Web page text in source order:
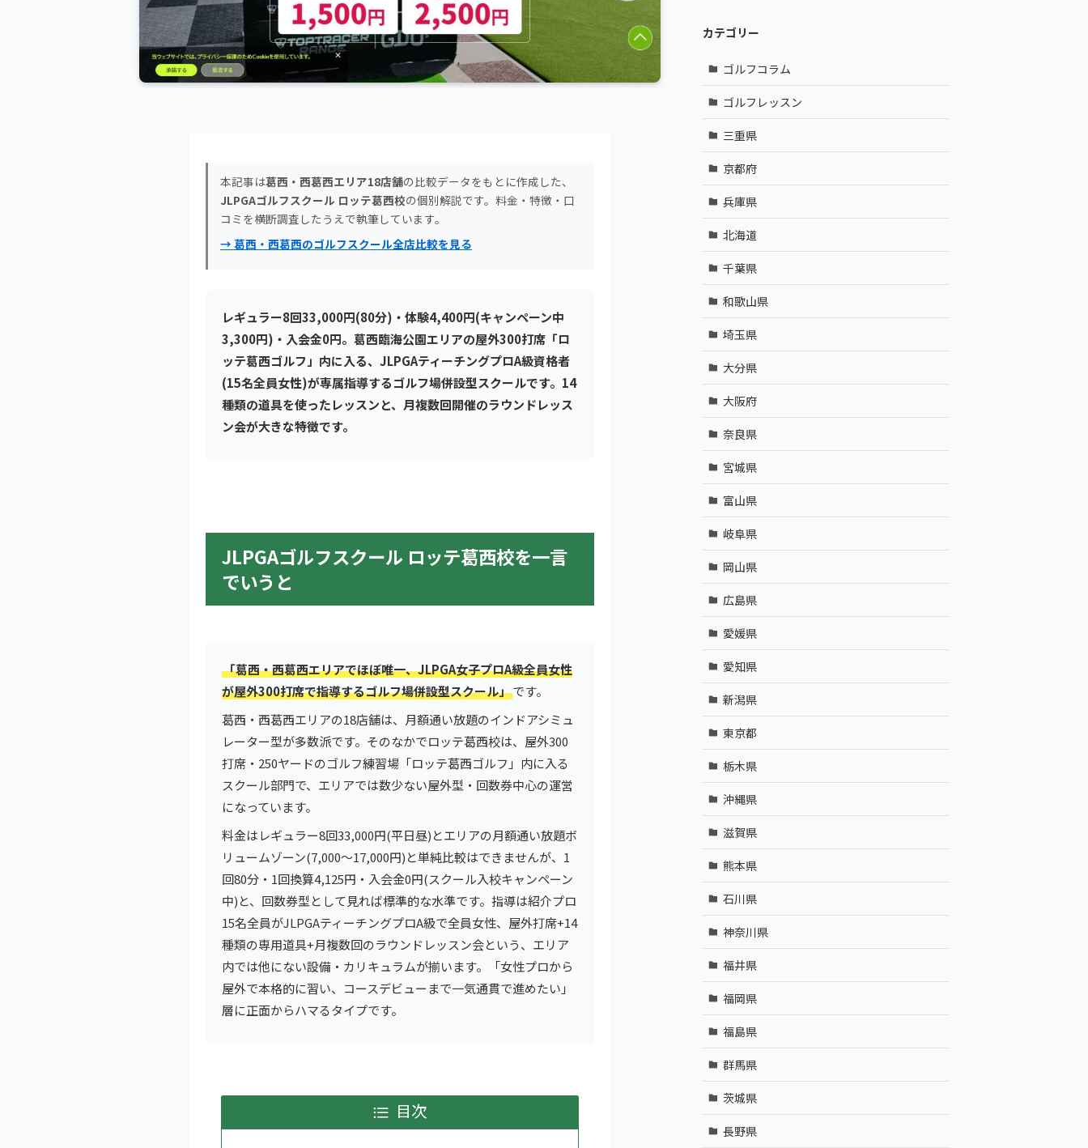
本記事は葛西・西葛西エリア18店舗の比較データをもとに作成した、
JLPGAゴルフスクール ロッテ葛西校の個別解説です。料金・特徴・口
コミを横断調査したうえで執筆しています。
→ 葛西・西葛西のゴルフスクール全店比較を見る
レギュラー8回33,000円(80分)・体験4,400円(キャンペーン中
3,300円)・入会金0円。葛西臨海公園エリアの屋外300打席「ロ
ッテ葛西ゴルフ」内に入る、JLPGAティーチングプロA級資格者
(15名全員女性)が専属指導するゴルフ場併設型スクールです。14
種類の道具を使ったレッスンと、月複数回開催のラウンドレッス
ン会が大きな特徴です。
JLPGAゴルフスクール ロッテ葛西校を一言
でいうと
「葛西・西葛西エリアでほぼ唯一、JLPGA女子プロA級全員女性
が屋外300打席で指導するゴルフ場併設型スクール」です。
葛西・西葛西エリアの18店舗は、月額通い放題のインドアシミュ
レーター型が多数派です。そのなかでロッテ葛西校は、屋外300
打席・250ヤードのゴルフ練習場「ロッテ葛西ゴルフ」内に入る
スクール部門で、エリアでは数少ない屋外型・回数券中心の運営
になっています。
料金はレギュラー8回33,000円(平日昼)とエリアの月額通い放題ボ
リュームゾーン(7,000〜17,000円)と単純比較はできませんが、1
回80分・1回換算4,125円・入会金0円(スクール入校キャンペーン
中)と、回数券型として見れば標準的な水準です。指導は紹介プロ
15名全員がJLPGAティーチングプロA級で全員女性、屋外打席+14
種類の専用道具+月複数回のラウンドレッスン会という、エリア
内では他にない設備・カリキュラムが揃います。「女性プロから
屋外で本格的に習い、コースデビューまで一気通貫で進めたい」
層に正面からハマるタイプです。
目次
カテゴリー
ゴルフコラム
ゴルフレッスン
三重県
京都府
兵庫県
北海道
千葉県
和歌山県
埼玉県
大分県
大阪府
奈良県
宮城県
富山県
岐阜県
岡山県
広島県
愛媛県
愛知県
新潟県
東京都
栃木県
沖縄県
滋賀県
熊本県
石川県
神奈川県
福井県
福岡県
福島県
群馬県
茨城県
長野県